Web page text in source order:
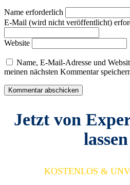
Name erforderlich
E-Mail (wird nicht veröffentlicht)
Website
Name, E-Mail-Adresse und
meinen nächsten Kommentar
Jetzt von
KOSTENLOS &